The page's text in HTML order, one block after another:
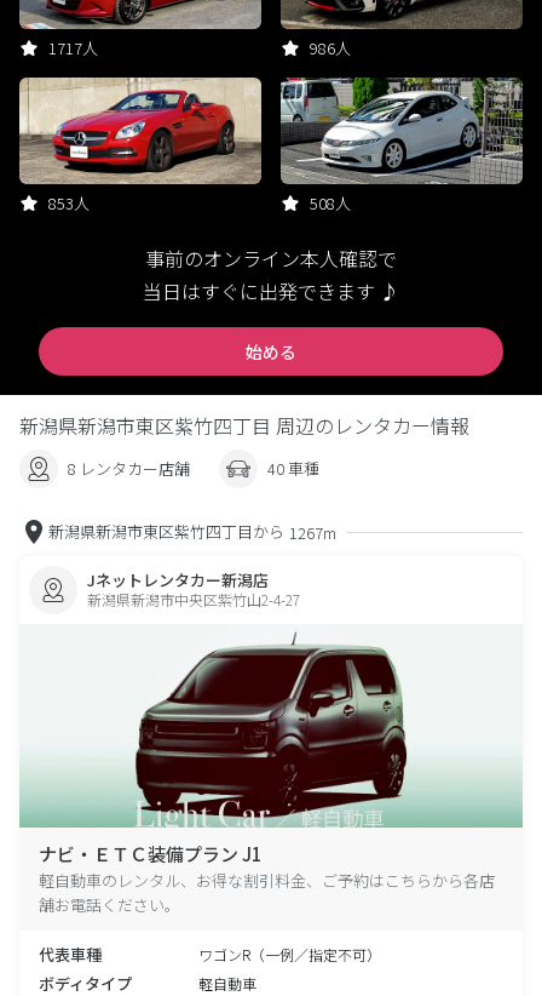
1717人 986人
853人 508人
事前のオンライン本人確認で
当日はすぐに出発できます ♪
始める
新潟県新潟市東区紫竹四丁目 周辺のレンタカー情報
8 レンタカー店舗 40 車種
新潟県新潟市東区紫竹四丁目から 1267m
Jネットレンタカー新潟店
新潟県新潟市中央区紫竹山2-4-27
ナビ・ＥＴＣ装備プラン J1
軽自動車のレンタル、お得な割引料金、ご予約はこちらから各店
舗お電話ください。
代表車種 ワゴンR（一例／指定不可）
ボディタイプ 軽自動車